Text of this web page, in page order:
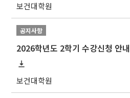
보건대학원
공지사항
2026학년도 2학기 수강신청 안내
보건대학원